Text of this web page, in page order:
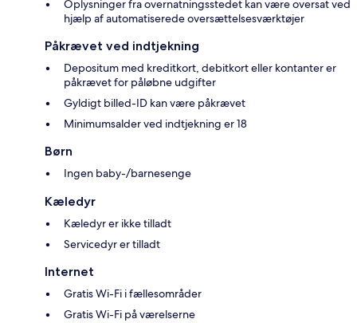
Oplysninger fra overnatningsstedet kan være oversat ved
hjælp af automatiserede oversættelsesværktøjer
Påkrævet ved indtjekning
Depositum med kreditkort, debitkort eller kontanter er
påkrævet for påløbne udgifter
Gyldigt billed-ID kan være påkrævet
Minimumsalder ved indtjekning er 18
Børn
Ingen baby-/barnesenge
Kæledyr
Kæledyr er ikke tilladt
Servicedyr er tilladt
Internet
Gratis Wi-Fi i fællesområder
Gratis Wi-Fi på værelserne